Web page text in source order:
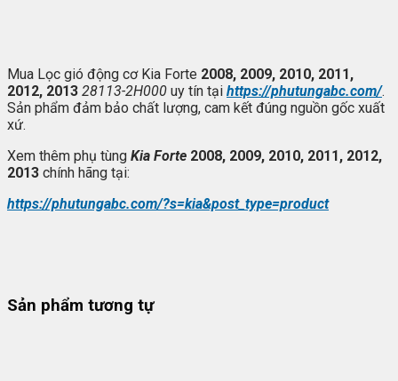
Mua Lọc gió động cơ Kia Forte 2008, 2009, 2010, 2011,
2012, 2013 28113-2H000 uy tín tại https://phutungabc.com/.
Sản phẩm đảm bảo chất lượng, cam kết đúng nguồn gốc xuất
xứ.
Xem thêm phụ tùng Kia Forte 2008, 2009, 2010, 2011, 2012,
2013 chính hãng tại:
https://phutungabc.com/?s=kia&post_type=product
Sản phẩm tương tự